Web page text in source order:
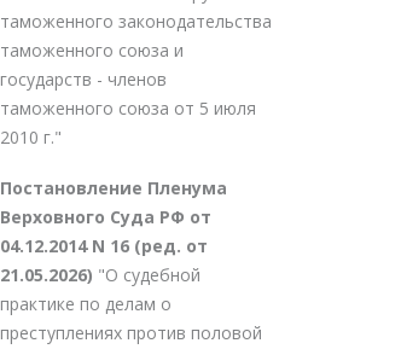
таможенного законодательства
таможенного союза и
государств - членов
таможенного союза от 5 июля
2010 г."
Постановление Пленума
Верховного Суда РФ от
04.12.2014 N 16 (ред. от
21.05.2026) "О судебной
практике по делам о
преступлениях против половой